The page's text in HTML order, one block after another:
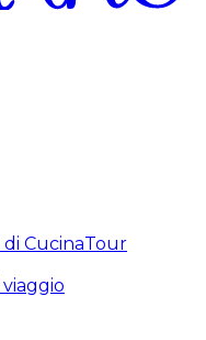
di CucinaTour